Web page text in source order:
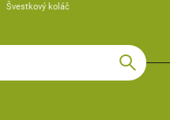
Švestkový koláč